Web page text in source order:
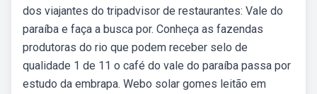
dos viajantes do tripadvisor de restaurantes: Vale do
paraíba e faça a busca por. Conheça as fazendas
produtoras do rio que podem receber selo de
qualidade 1 de 11 o café do vale do paraíba passa por
estudo da embrapa. Webo solar gomes leitão em